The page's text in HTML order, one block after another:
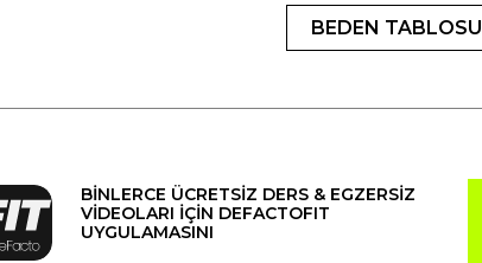
BEDEN TABLOSU
BİNLERCE ÜCRETSİZ DERS & EGZERSİZ
VİDEOLARI İÇİN DEFACTOFIT
UYGULAMASINI